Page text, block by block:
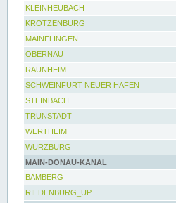
KLEINHEUBACH
KROTZENBURG
MAINFLINGEN
OBERNAU
RAUNHEIM
SCHWEINFURT NEUER HAFEN
STEINBACH
TRUNSTADT
WERTHEIM
WÜRZBURG
MAIN-DONAU-KANAL
BAMBERG
RIEDENBURG_UP